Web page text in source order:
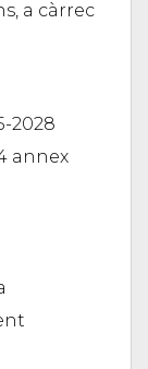
a càrrec
2028
annex